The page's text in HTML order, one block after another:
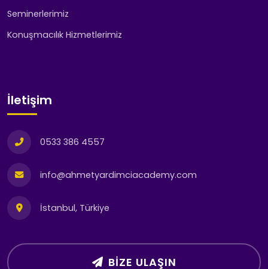
Seminerlerimiz
Konuşmacılık Hizmetlerimiz
İletişim
0533 386 4557
info@ahmetyardimciacademy.com
İstanbul, Türkiye
BIZE ULAŞIN